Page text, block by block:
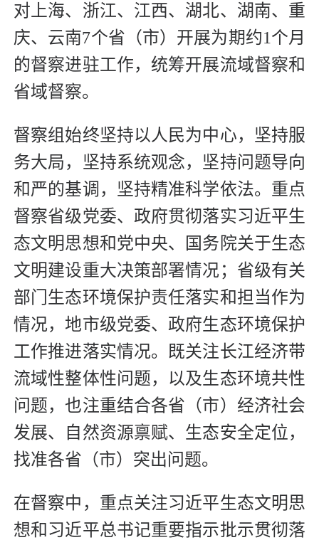
对上海、浙江、江西、湖北、湖南、重
庆、云南7个省（市）开展为期约1个月
的督察进驻工作，统筹开展流域督察和
省域督察。
督察组始终坚持以人民为中心，坚持服
务大局，坚持系统观念，坚持问题导向
和严的基调，坚持精准科学依法。重点
督察省级党委、政府贯彻落实习近平生
态文明思想和党中央、国务院关于生态
文明建设重大决策部署情况；省级有关
部门生态环境保护责任落实和担当作为
情况，地市级党委、政府生态环境保护
工作推进落实情况。既关注长江经济带
流域性整体性问题，以及生态环境共性
问题，也注重结合各省（市）经济社会
发展、自然资源禀赋、生态安全定位，
找准各省（市）突出问题。
在督察中，重点关注习近平生态文明思
想和习近平总书记重要指示批示贯彻落